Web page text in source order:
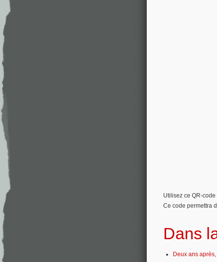
Utilisez ce QR-
Ce code permettra
Dans
Deux ans